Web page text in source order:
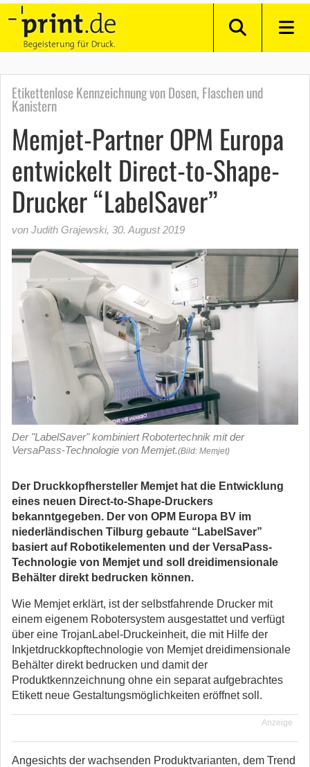
Etikettenlose Kennzeichnung von Dosen, Flaschen und
Kanistern
Memjet-Partner OPM Europa
entwickelt Direct-to-Shape-
Drucker “LabelSaver”
von Judith Grajewski, 30. August 2019
Der "LabelSaver" kombiniert Robotertechnik mit der
VersaPass-Technologie von Memjet.(Bild: Memjet)
Der Druckkopfhersteller Memjet hat die Entwicklung
eines neuen Direct-to-Shape-Druckers
bekanntgegeben. Der von OPM Europa BV im
niederländischen Tilburg gebaute “LabelSaver”
basiert auf Robotikelementen und der VersaPass-
Technologie von Memjet und soll dreidimensionale
Behälter direkt bedrucken können.
Wie Memjet erklärt, ist der selbstfahrende Drucker mit
einem eigenem Robotersystem ausgestattet und verfügt
über eine TrojanLabel-Druckeinheit, die mit Hilfe der
Inkjetdruckkopftechnologie von Memjet dreidimensionale
Behälter direkt bedrucken und damit der
Produktkennzeichnung ohne ein separat aufgebrachtes
Etikett neue Gestaltungsmöglichkeiten eröffnet soll.
Anzeige
Angesichts der wachsenden Produktvarianten, dem Trend